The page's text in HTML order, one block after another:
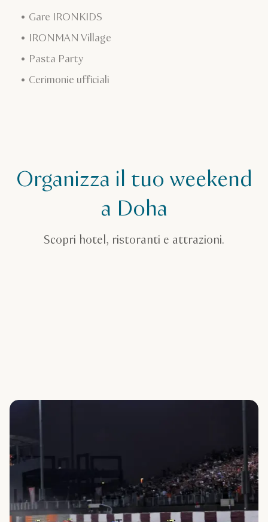
Gare IRONKIDS
IRONMAN Village
Pasta Party
Cerimonie ufficiali
Organizza il tuo weekend
a Doha
Scopri hotel, ristoranti e attrazioni.